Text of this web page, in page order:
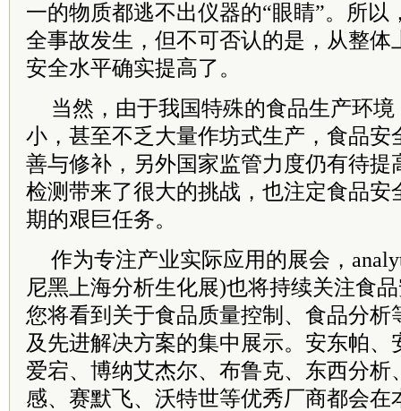
一的物质都逃不出仪器的“眼睛”。所以
全事故发生，但不可否认的是，从整体
安全水平确实提高了。
当然，由于我国特殊的食品生产环
小，甚至不乏大量作坊式生产，食品安
善与修补，另外国家监管力度仍有待提
检测带来了很大的挑战，也注定食品安
期的艰巨任务。
作为专注产业实际应用的展会，
尼黑上海分析生化展)也将持续关注食
您将看到关于食品质量控制、食品分析
及先进解决方案的集中展示。安东帕、
爱宕、博纳艾杰尔、布鲁克、东西分析
感、赛默飞、沃特世等优秀厂商都会在